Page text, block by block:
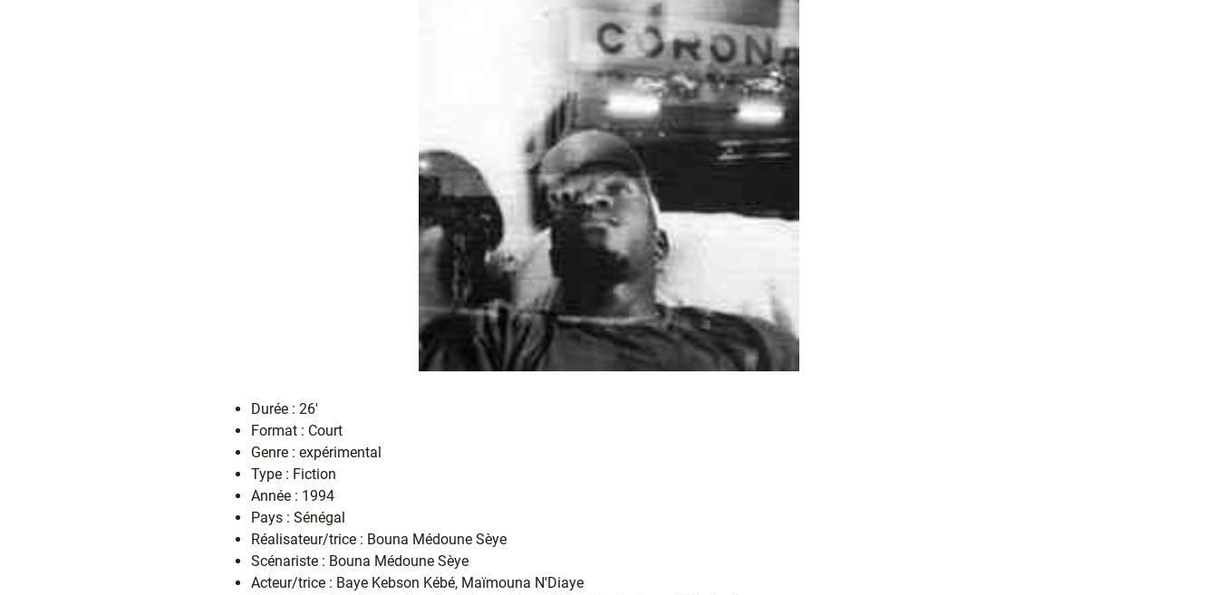
Durée : 26'
Format : Court
Genre : expérimental
Type : Fiction
Année : 1994
Pays : Sénégal
Réalisateur/trice : Bouna Médoune Sèye
Scénariste : Bouna Médoune Sèye
Acteur/trice : Baye Kebson Kébé, Maïmouna N'Diaye